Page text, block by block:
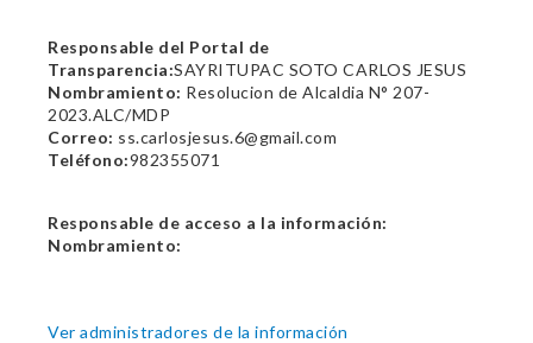
Responsable del Portal de
Transparencia:SAYRITUPAC SOTO CARLOS JESUS
Nombramiento: Resolucion de Alcaldia N° 207-
2023.ALC/MDP
Correo: ss.carlosjesus.6@gmail.com
Teléfono:982355071
Responsable de acceso a la información:
Nombramiento:
Ver administradores de la información